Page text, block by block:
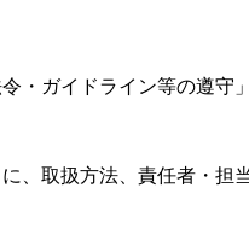
・ガイドライン等の遵守
、取扱方法、責任者・担